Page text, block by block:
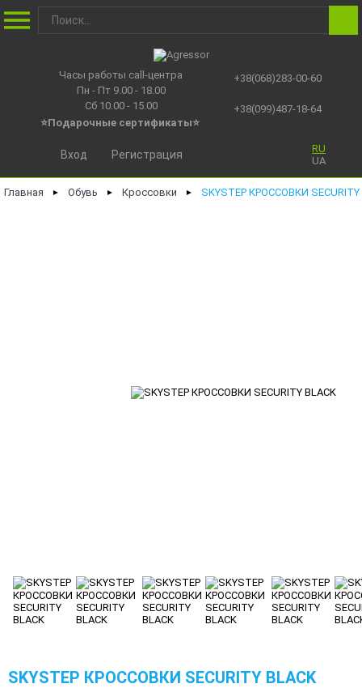
Часы работы call-центра
Пн - Пт 9.00 - 18.00
Сб 10.00 - 15.00
⭐Подарочные сертификаты⭐
+38(068)283-00-60
+38(099)487-18-64
RU
UA
Вход Регистрация
Главная ► Обувь ► Кроссовки ► SKYSTEP КРОССОВКИ SECURITY
SKYSTEP КРОССОВКИ SECURITY BLACK